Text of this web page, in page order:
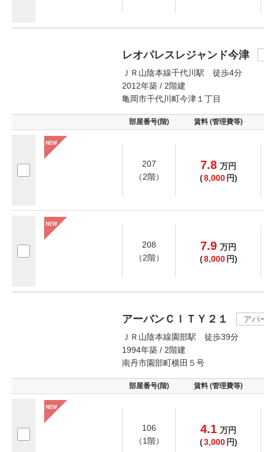
レオパレスレジャンド今津
ＪＲ山陰本線千代川駅 徒歩4分
2012年築 / 2階建
亀岡市千代川町今津１丁目
部屋番号(階) 賃料 (管理費等)
207
（2階）
7.8 万円
(8,000 円)
208
（2階）
7.9 万円
(8,000 円)
アーバンＣＩＴＹ２１
アパ
ＪＲ山陰本線園部駅 徒歩39分
1994年築 / 2階建
南丹市園部町横田５号
部屋番号(階) 賃料 (管理費等)
106
（1階）
4.1 万円
(3,000 円)